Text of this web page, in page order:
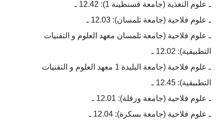
ـ علوم التغذية (جامعة قسنطينة 1): 12.42 ـ
ـ علوم فلاحية (جامعة تلمسان): 12.03 ـ
ـ علوم فلاحية (جامعة تلمسان معهد العلوم و التقنيات
التطبيقية): 12.02 ـ
ـ علوم فلاحية (جامعة البليدة 1 معهد العلوم و التقنيات
التطبيقية): 12.45 ـ
ـ علوم فلاحية (جامعة ورقلة): 12.01 ـ
ـ علوم فلاحية (جامعة بسكرة): 12.04 ـ